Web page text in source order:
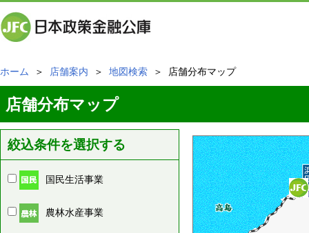
ホーム ＞ 店舗案内 ＞ 地図検索 ＞ 店舗分布マップ
店舗分布マップ
絞込条件を選択する
国民生活事業
農林水産事業